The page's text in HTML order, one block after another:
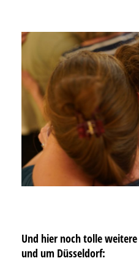
Und hier noch tolle
und um Düsseldorf: